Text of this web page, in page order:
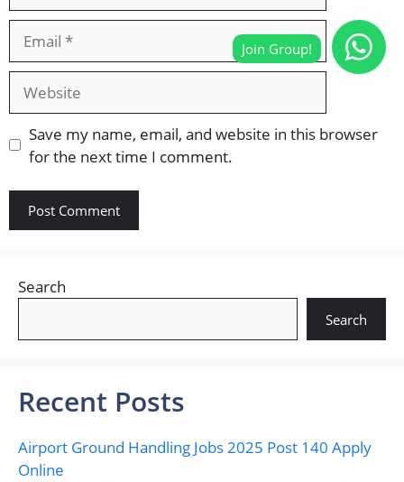
Website
Save my name, email, and website in this browser
for the next time I comment.
Search
Search
Recent Posts
Airport Ground Handling Jobs 2025 Post 140 Apply
Online